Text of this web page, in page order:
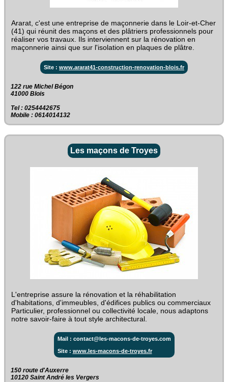
Ararat, c'est une entreprise de maçonnerie dans le Loir-et-Cher
(41) qui réunit des maçons et des plâtriers professionnels pour
réaliser vos travaux. Ils interviennent sur la rénovation en
maçonnerie ainsi que sur l'isolation en plaques de plâtre.
Site : www.ararat41-construction-renovation-blois.fr
122 rue Michel Bégon‎
41000 Blois
Tel : 0254442675
Mobile : 0614014132
Les maçons de Troyes
L'entreprise assure la rénovation et la réhabilitation
d'habitations, d'immeubles, d'édifices publics ou commerciaux
Particulier, professionnel ou collectivité locale, nous adaptons
notre savoir-faire à tout style architectural.
Mail : contact@les-macons-de-troyes.com
Site : www.les-macons-de-troyes.fr
150 route d'Auxerre‎
10120 Saint André les Vergers